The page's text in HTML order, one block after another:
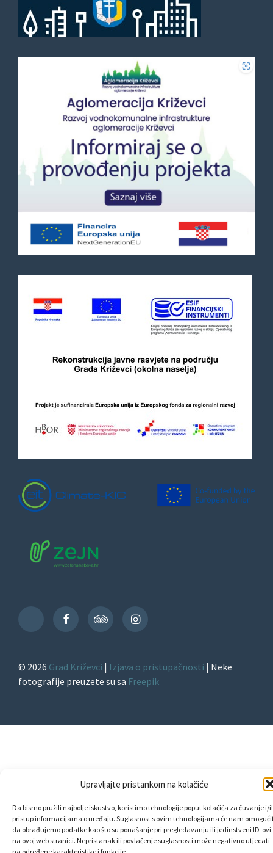
Upravljajte pristankom na kolačiće
Da bismo pružili najbolje iskustvo, koristimo tehnologije poput kolačića za čuvanje i/
pristup informacijama o uređaju. Suglasnost s ovim tehnologijama će nam
da obrađujemo podatke kao što su ponašanje pri pregledavanju ili jedinstveni ID-ovi
na ovoj web stranici. Nepristanak ili povlačenje suglasnosti može negativno utjecati
TikTok
FacebookTripAdvisorInstagram
© 2026 Grad Križevci | Izjava o pristupačnosti | Neke
fotografije preuzete su sa Freepik